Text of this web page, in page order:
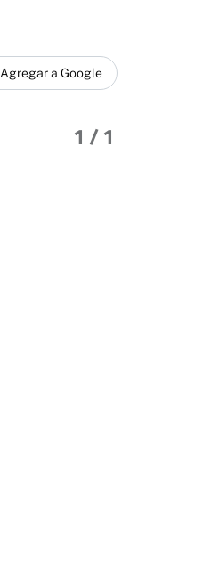
Agregar a Google
1 / 1